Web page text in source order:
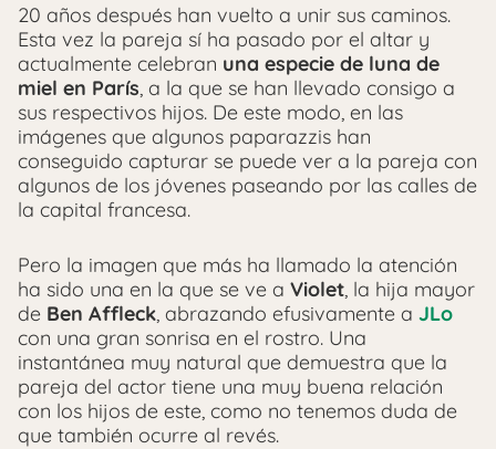
20 años después han vuelto a unir sus caminos.
Esta vez la pareja sí ha pasado por el altar y
actualmente celebran una especie de luna de
miel en París, a la que se han llevado consigo a
sus respectivos hijos. De este modo, en las
imágenes que algunos paparazzis han
conseguido capturar se puede ver a la pareja con
algunos de los jóvenes paseando por las calles de
la capital francesa.
Pero la imagen que más ha llamado la atención
ha sido una en la que se ve a Violet, la hija mayor
de Ben Affleck, abrazando efusivamente a JLo
con una gran sonrisa en el rostro. Una
instantánea muy natural que demuestra que la
pareja del actor tiene una muy buena relación
con los hijos de este, como no tenemos duda de
que también ocurre al revés.